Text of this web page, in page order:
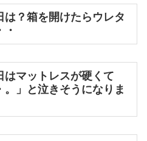
は？箱を開けたらウレタ
はマットレスが硬くて
。」と泣きそうになりま